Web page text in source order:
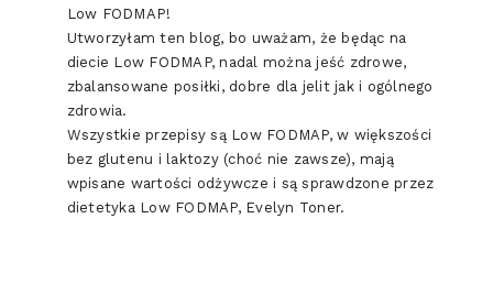
Low FODMAP!
Utworzyłam ten blog, bo uważam, że będąc na
diecie Low FODMAP, nadal można jeść zdrowe,
zbalansowane posiłki, dobre dla jelit jak i ogólnego
zdrowia.
Wszystkie przepisy są Low FODMAP, w większości
bez glutenu i laktozy (choć nie zawsze), mają
wpisane wartości odżywcze i są sprawdzone przez
dietetyka Low FODMAP, Evelyn Toner.